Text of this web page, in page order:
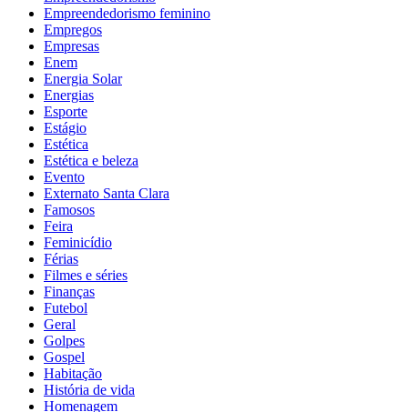
Empreendedorismo feminino
Empregos
Empresas
Enem
Energia Solar
Energias
Esporte
Estágio
Estética
Estética e beleza
Evento
Externato Santa Clara
Famosos
Feira
Feminicídio
Férias
Filmes e séries
Finanças
Futebol
Geral
Golpes
Gospel
Habitação
História de vida
Homenagem